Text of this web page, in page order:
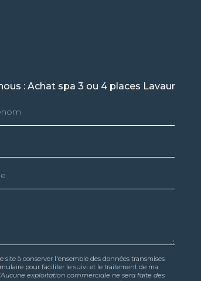
: Achat spa 3 ou 4 places Lavaur
site à conserver l'ensemble des données transmises
pour faciliter le suivi et le traitement de ma
exploitation commerciale ne sera faite des